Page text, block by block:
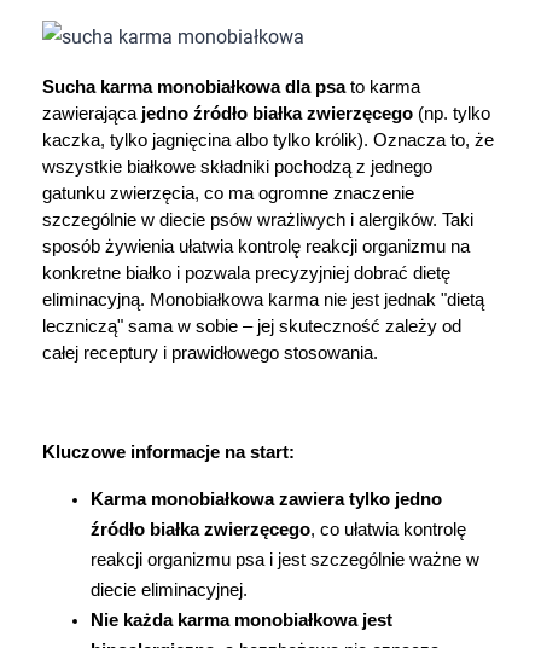
Kosmetyki
Mężczyzna
Zdrowy styl życia
Zabawki
Sprzęt medyczny
Grupy produktowe
Sucha karma monobiałkowa dla psa to karma
zawierająca jedno źródło białka zwierzęcego (np. tylko
kaczka, tylko jagnięcina albo tylko królik). Oznacza to, że
wszystkie białkowe składniki pochodzą z jednego
gatunku zwierzęcia, co ma ogromne znaczenie
szczególnie w diecie psów wrażliwych i alergików. Taki
sposób żywienia ułatwia kontrolę reakcji organizmu na
konkretne białko i pozwala precyzyjniej dobrać dietę
eliminacyjną. Monobiałkowa karma nie jest jednak "dietą
leczniczą" sama w sobie – jej skuteczność zależy od
całej receptury i prawidłowego stosowania.
Kluczowe informacje na start:
Karma monobiałkowa zawiera tylko jedno
źródło białka zwierzęcego, co ułatwia kontrolę
reakcji organizmu psa i jest szczególnie ważne w
diecie eliminacyjnej.
Nie każda karma monobiałkowa jest